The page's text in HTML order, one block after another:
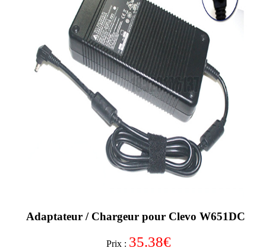
Adaptateur / Chargeur pour Clevo W651DC
Prix : 35.38€